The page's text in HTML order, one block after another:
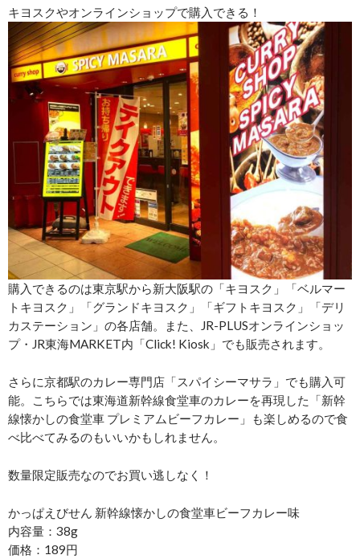
キヨスクやオンラインショップで購入できる！
購入できるのは東京駅から新大阪駅の「キヨスク」「ベルマー
トキヨスク」「グランドキヨスク」「ギフトキヨスク」「デリ
カステーション」の各店舗。また、JR-PLUSオンラインショッ
プ・JR東海MARKET内「Click! Kiosk」でも販売されます。
さらに京都駅のカレー専門店「スパイシーマサラ」でも購入可
能。こちらでは東海道新幹線食堂車のカレーを再現した「新幹
線懐かしの食堂車 プレミアムビーフカレー」も楽しめるので食
べ比べてみるのもいいかもしれません。
数量限定販売なのでお買い逃しなく！
かっぱえびせん 新幹線懐かしの食堂車ビーフカレー味
内容量：38g
価格：189円